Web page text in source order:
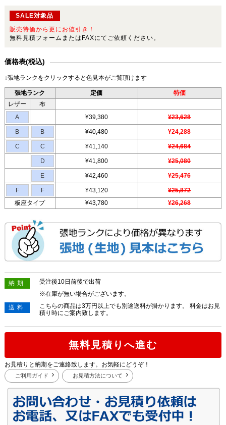
SALE対象品
販売特価から更にお値引き！
無料見積フォームまたはFAXにてご依頼ください。
価格表(税込)
↓張地ランクをクリックすると色見本がご覧頂けます
張地ランク 定価
特価
レザー
布
A
¥39,380 ¥23,628
B B ¥40,480 ¥24,288
C C ¥41,140 ¥24,684
D ¥41,800 ¥25,080
E ¥42,460 ¥25,476
F F ¥43,120
¥25,872
板座タイプ
¥43,780 ¥26,268
納期
受注後10日前後で出荷
※在庫が無い場合がございます。
送料
こちらの商品は3万円以上でも別途送料が掛かります。 料金はお見
積り時にご案内致します。
無料見積りへ進む
お見積りと納期をご連絡致します。お気軽にどうぞ！
ご利用ガイド お見積方法について